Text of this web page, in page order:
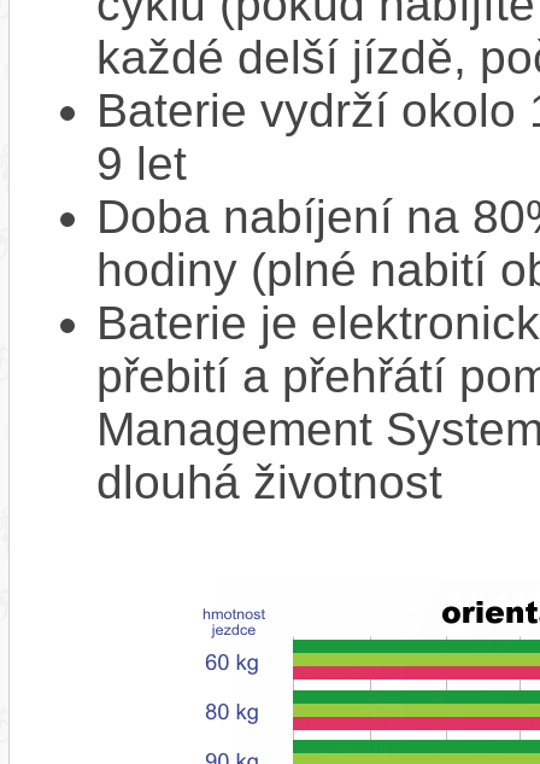
každé delší jízdě,
Baterie vydrží okolo
9 let
Doba nabíjení na
hodiny (plné nabití
Baterie je
přebití a přehřátí
Management
dlouhá životnost